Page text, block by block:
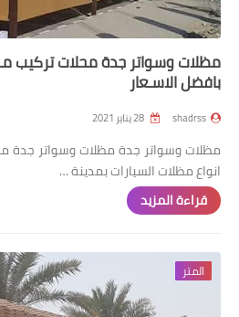
مظلات وسواتر جدة محلات تركيب
بافضل الاسـعار
shadrss
مظلات وسواتر جدة مظلات وسواتر جدة
انواع مظلات السيارات بمدينة …
قراءة المزيد
المتر